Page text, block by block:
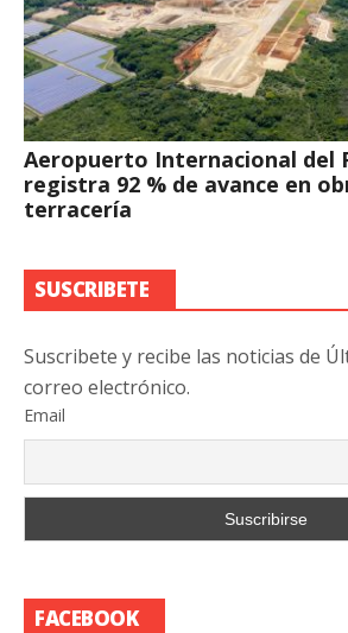
Aeropuerto Internacional del
registra 92 % de avance en
terracería
SUSCRIBETE
Suscribete y recibe las noticias de
correo electrónico.
Email
FACEBOOK